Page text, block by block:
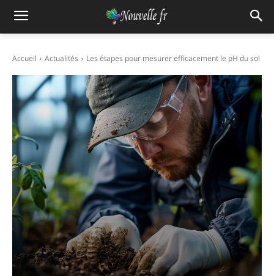
Accueil Actualités Les étapes pour mesurer efficacement le pH du sol